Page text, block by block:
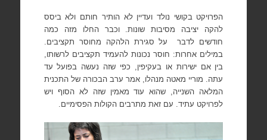
הפרויקט בקושי נולד ועדיין לא הותיר חותם ולא ביסס
להקה יציבה מסיבות שונות. וכבר החלו מזה כמה
חודשים לדבר
על סגירת הלהקה מחוסר תקציבים.
במילים אחרות: חוסר נכונות להעמיד תקציבים לרשותו,
בין אם ישירות או בעקיפין, כפי שזה נעשה בפועל עד
עתה. מוריי מאטה מנהלו, אמר ערב הבכורה של התכנית
המלאה השנייה, שהוא עוד מאמין שזה לא הסוף ויש
לפרויקט עתיד. עם זאת מתרבים הקולות הפסימיים.